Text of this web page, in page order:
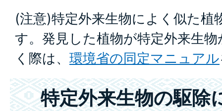
(注意)特定外来生物によく似た植
す。発見した植物が特定外来生
く際は、 環境省の同定マニュアル
特定外来生物の駆除